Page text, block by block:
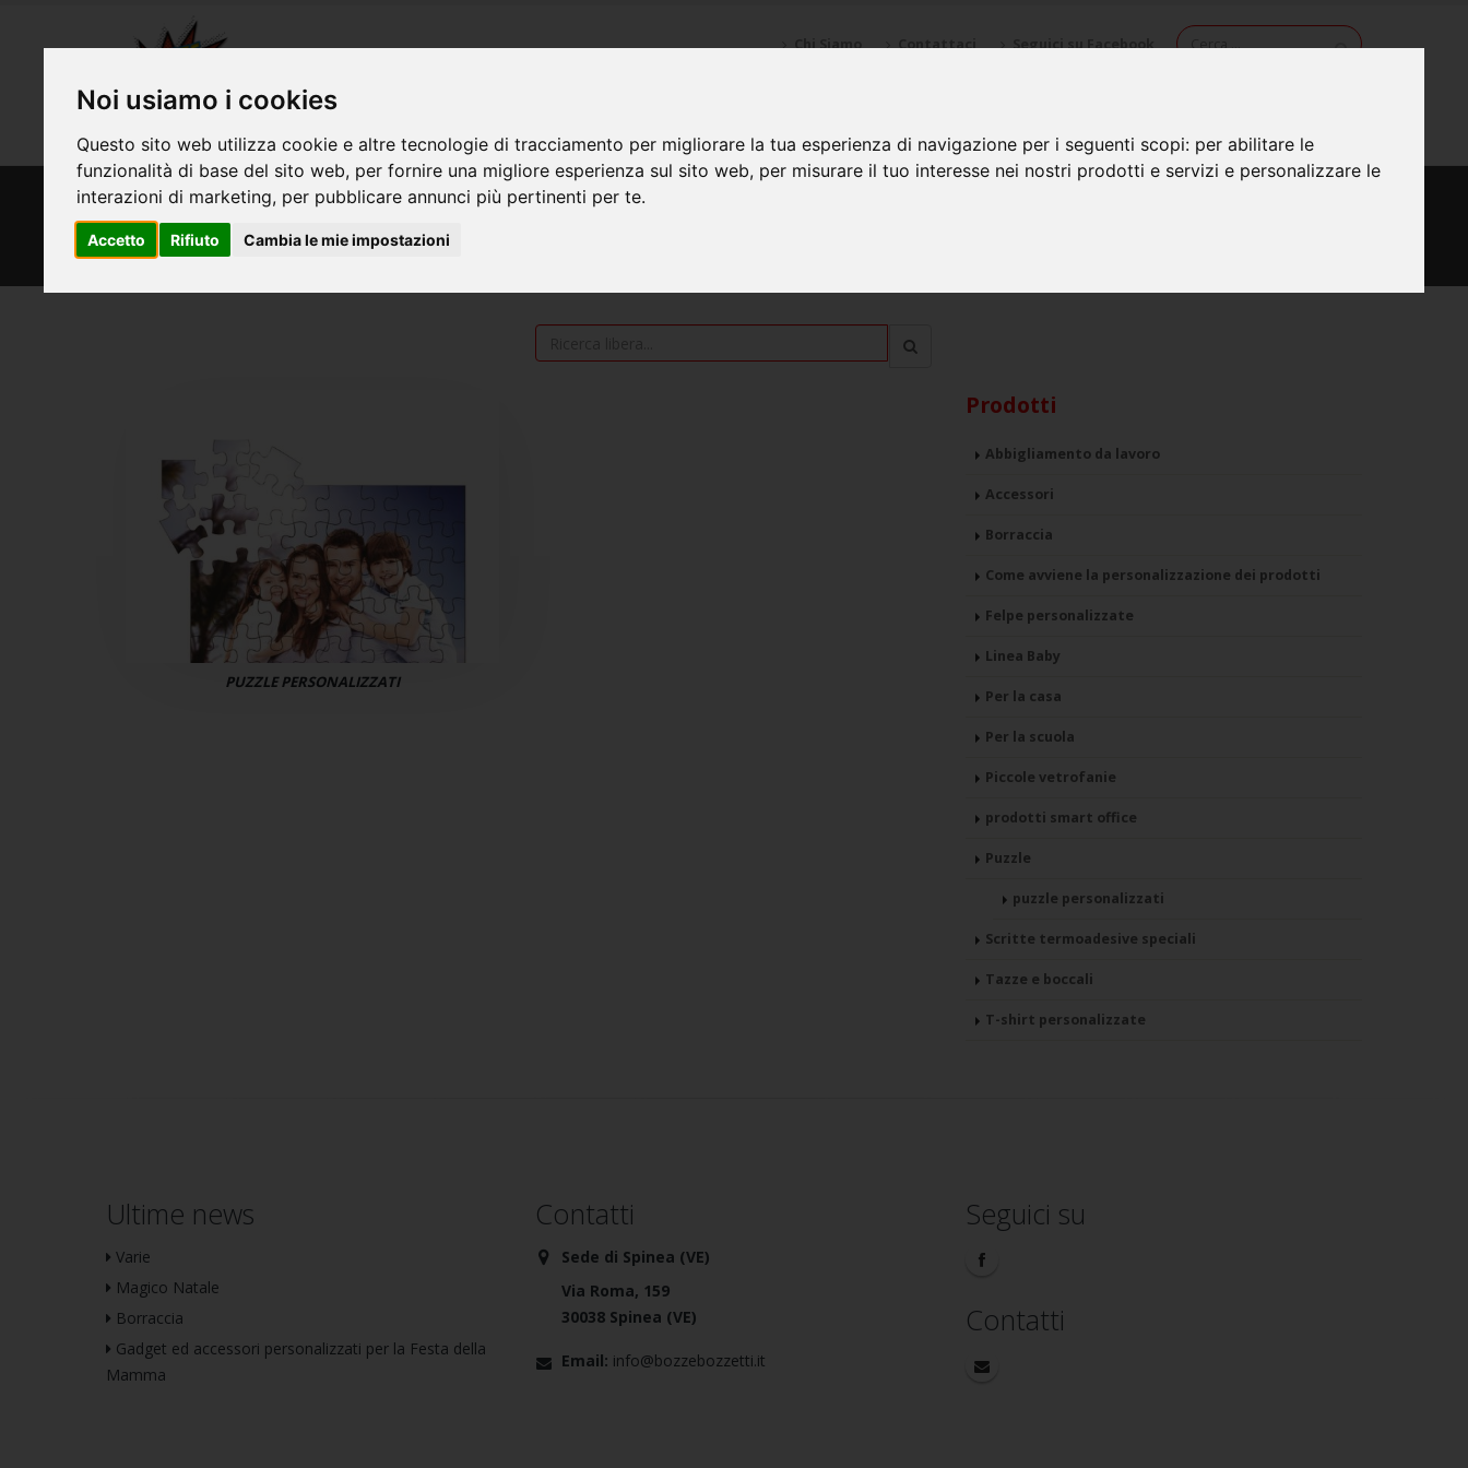
Noi usiamo i cookies
Questo sito web utilizza cookie e altre tecnologie di tracciamento per migliorare la tua esperienza di navigazione per i seguenti scopi: per abilitare le
funzionalità di base del sito web, per fornire una migliore esperienza sul sito web, per misurare il tuo interesse nei nostri prodotti e servizi e personalizzare le
interazioni di marketing, per pubblicare annunci più pertinenti per te.
Accetto Rifiuto Cambia le mie impostazioni
Chi Siamo Contattaci Seguici su Facebook
HOME PRODOTTI PUZZLE
Prodotti
PUZZLE PERSONALIZZATI
Prodotti
Abbigliamento da lavoro
Accessori
Borraccia
Come avviene la personalizzazione dei prodotti
Felpe personalizzate
Linea Baby
Per la casa
Per la scuola
Piccole vetrofanie
prodotti smart office
Puzzle
puzzle personalizzati
Scritte termoadesive speciali
Tazze e boccali
T-shirt personalizzate
Ultime news
Varie
Magico Natale
Borraccia
Gadget ed accessori personalizzati per la Festa della
Mamma
Contatti
Sede di Spinea (VE)
Via Roma, 159
30038 Spinea (VE)
Email: info@bozzebozzetti.it
Seguici su
Contatti